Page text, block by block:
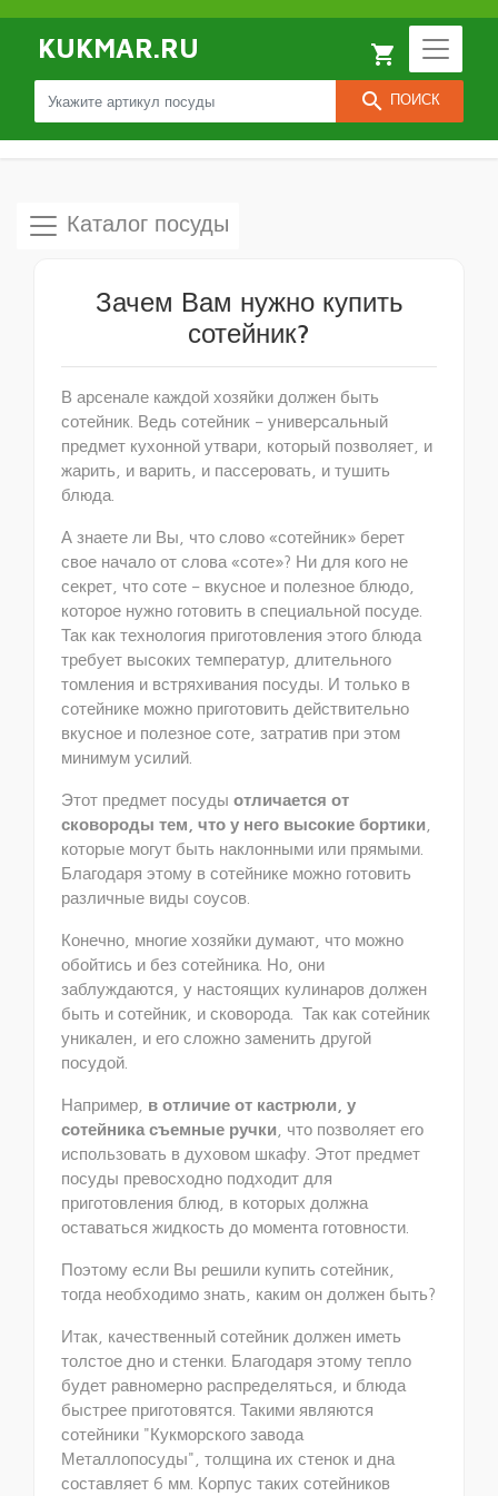
KUKMAR.RU
search ПОИСК
local_grocery_store
Каталог посуды
Зачем Вам нужно купить
сотейник?
В арсенале каждой хозяйки должен быть
сотейник. Ведь сотейник – универсальный
предмет кухонной утвари, который позволяет, и
жарить, и варить, и пассеровать, и тушить
блюда.
А знаете ли Вы, что слово «сотейник» берет
свое начало от слова «соте»? Ни для кого не
секрет, что соте – вкусное и полезное блюдо,
которое нужно готовить в специальной посуде.
Так как технология приготовления этого блюда
требует высоких температур, длительного
томления и встряхивания посуды. И только в
сотейнике можно приготовить действительно
вкусное и полезное соте, затратив при этом
минимум усилий.
Этот предмет посуды отличается от
сковороды тем, что у него высокие бортики
которые могут быть наклонными или прямыми.
Благодаря этому в сотейнике можно готовить
различные виды соусов.
Конечно, многие хозяйки думают, что можно
обойтись и без сотейника. Но, они
заблуждаются, у настоящих кулинаров должен
быть и сотейник, и сковорода. Так как сотейник
уникален, и его сложно заменить другой
посудой.
Например, в отличие от кастрюли, у
сотейника съемные ручки , что позволяет его
использовать в духовом шкафу. Этот предмет
посуды превосходно подходит для
приготовления блюд, в которых должна
оставаться жидкость до момента готовности.
Поэтому если Вы решили купить сотейник,
тогда необходимо знать, каким он должен быть?
Итак, качественный сотейник должен иметь
толстое дно и стенки. Благодаря этому тепло
будет равномерно распределяться, и блюда
быстрее приготовятся. Такими являются
сотейники "Кукморского завода
Металлопосуды", толщина их стенок и дна
составляет 6 мм. Корпус таких сотейников